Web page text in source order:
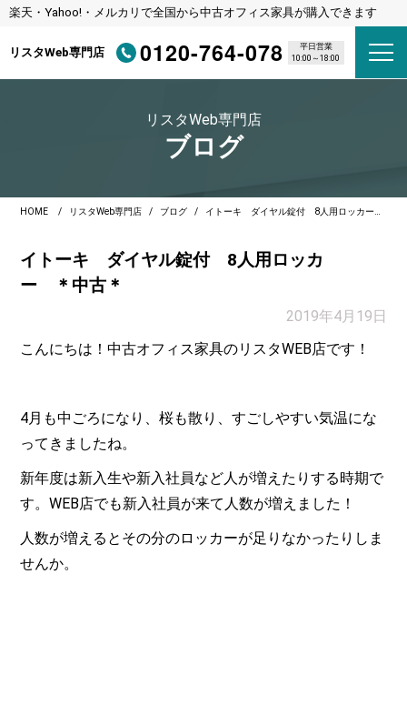
楽天・Yahoo!・メルカリで全国から中古オフィス家具が購入できます
リスタWeb専門店 0120-764-078
平日営業
10:00～18:00
リスタWeb専門店
ブログ
HOME リスタWeb専門店 ブログ イトーキ ダイヤル錠付 8人用ロッカー ＊中古＊
イトーキ ダイヤル錠付 8人用ロッカ
ー ＊中古＊
2019年4月19日
こんにちは！中古オフィス家具のリスタWEB店です！
4月も中ごろになり、桜も散り、すごしやすい気温にな
ってきましたね。
新年度は新入生や新入社員など人が増えたりする時期で
す。WEB店でも新入社員が来て人数が増えました！
人数が増えるとその分のロッカーが足りなかったりしま
せんか。